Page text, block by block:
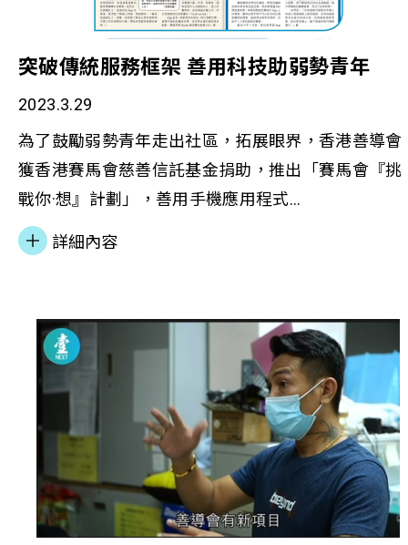
突破傳統服務框架 善用科技助弱勢青年
2023.3.29
為了鼓勵弱勢青年走出社區，拓展眼界，香港善導會
獲香港賽馬會慈善信託基金捐助，推出「賽馬會『挑
戰你·想』計劃」，善用手機應用程式
「YouChallenge」主動連繫弱勢青年，以遊戲為媒
介，讓他們於現實生活中完成任務，賺取分數以獲得
者 - 更生人士Kim與弱勢青年梓豪，聯同計劃主管陳
芝和研究及發展督導主任劉卡諾接受《香港經濟日
報》訪問，分享如何善用科技與弱勢青年溝通，並協
助他們從任務中確立人生目標，將興趣發展成事業
詳細內容